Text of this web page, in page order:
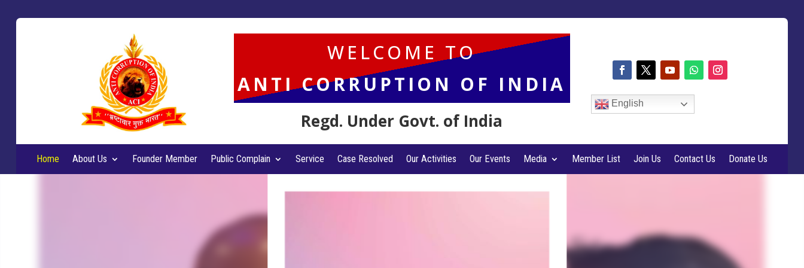
WELCOME TO
ANTI CORRUPTION OF INDIA
Regd. Under Govt. of India
English
Home About Us Founder Member Public Complain Service Case Resolved Our Activities Our Events Media Member List Join Us Contact Us Donate Us